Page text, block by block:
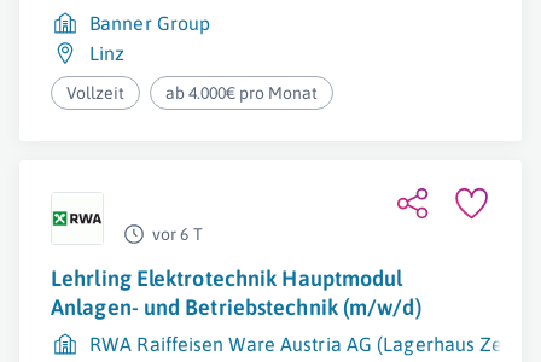
Banner Group
Linz
Vollzeit ab 4.000€ pro Monat
vor 6 T
Lehrling Elektrotechnik Hauptmodul
Anlagen- und Betriebstechnik (m/w/d)
RWA Raiffeisen Ware Austria AG (Lagerhaus